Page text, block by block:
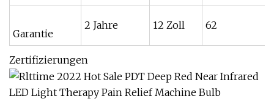
Garantie
2 Jahre 12 Zoll 62
Zertifizierungen